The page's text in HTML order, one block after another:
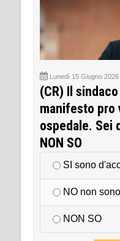
Lunedì 15 Giugno 2026
(CR) Il
manifesto pro
ospedale. Sei
NON SO
SI sono
NO non
NON SO